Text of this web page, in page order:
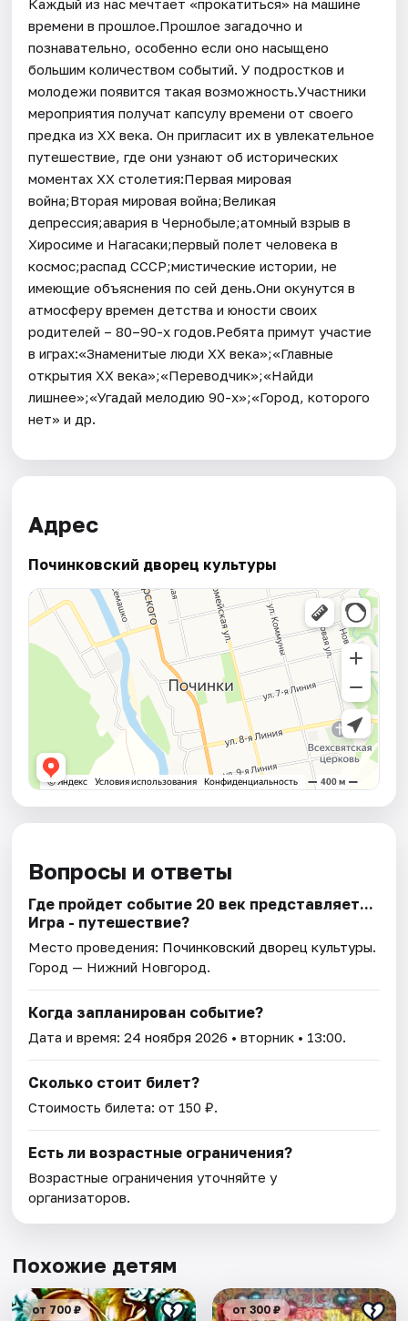
Каждый из нас мечтает «прокатиться» на машине
времени в прошлое.Прошлое загадочно и
познавательно, особенно если оно насыщено
большим количеством событий. У подростков и
молодежи появится такая возможность.Участники
мероприятия получат капсулу времени от своего
предка из XX века. Он пригласит их в увлекательное
путешествие, где они узнают об исторических
моментах XX столетия:Первая мировая
война;Вторая мировая война;Великая
депрессия;авария в Чернобыле;атомный взрыв в
Хиросиме и Нагасаки;первый полет человека в
космос;распад СССР;мистические истории, не
имеющие объяснения по сей день.Они окунутся в
атмосферу времен детства и юности своих
родителей – 80–90-х годов.Ребята примут участие
в играх:«Знаменитые люди XX века»;«Главные
открытия XX века»;«Переводчик»;«Найди
лишнее»;«Угадай мелодию 90-х»;«Город, которого
нет» и др.
Адрес
Починковский дворец культуры
Вопросы и ответы
Где пройдет событие 20 век представляет...
Игра - путешествие?
Место проведения: Починковский дворец культуры.
Город — Нижний Новгород.
Когда запланирован событие?
Дата и время:24 ноября 2026 • вторник • 13:00.
Сколько стоит билет?
Стоимость билета: от 150 ₽.
Есть ли возрастные ограничения?
Возрастные ограничения уточняйте у
организаторов.
Похожие детям
от 700 ₽ от 300 ₽